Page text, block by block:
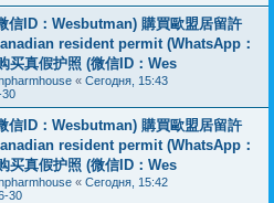
信ID：Wesbutman) 購買歐盟居留許
resident permit (WhatsApp：
买真假护照 (微信ID：Wes
« Сегодня, 15:43
信ID：Wesbutman) 購買歐盟居留許
resident permit (WhatsApp：
买真假护照 (微信ID：Wes
« Сегодня, 15:42
30